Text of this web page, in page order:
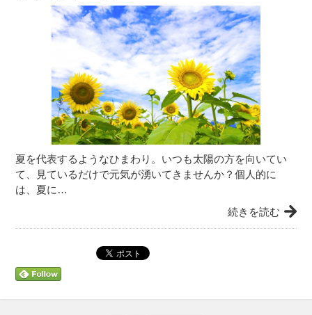
夏を代表するようなひまわり。いつも太陽の方を向いてい
て、見ているだけで元気が湧いてきませんか？個人的に
は、夏に…
続きを読む